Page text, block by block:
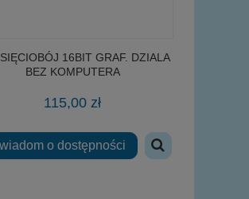
16BIT GRAF. DZIALA
BEZ KOMPUTERA
115,00 zł
o dostępności